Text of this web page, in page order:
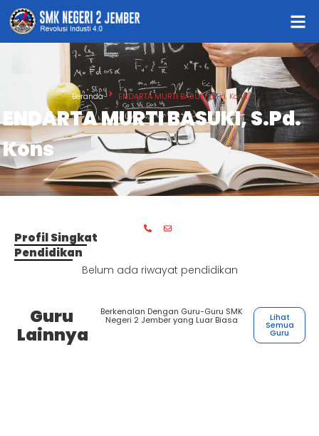
Beranda ENDARTA MURTI BASUKI, S.Pd. Kons
ENDARTA MURTI BASUKI, S.Pd.
Kons
Profil Singkat
Pendidikan
Belum ada riwayat pendidikan
Guru
Lainnya
Berkenalan Dengan Guru-Guru SMK
Negeri 2 Jember yang Luar Biasa Lihat
Semua
Guru